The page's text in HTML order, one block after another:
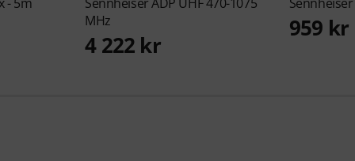
MHz
4 222 kr
959 kr